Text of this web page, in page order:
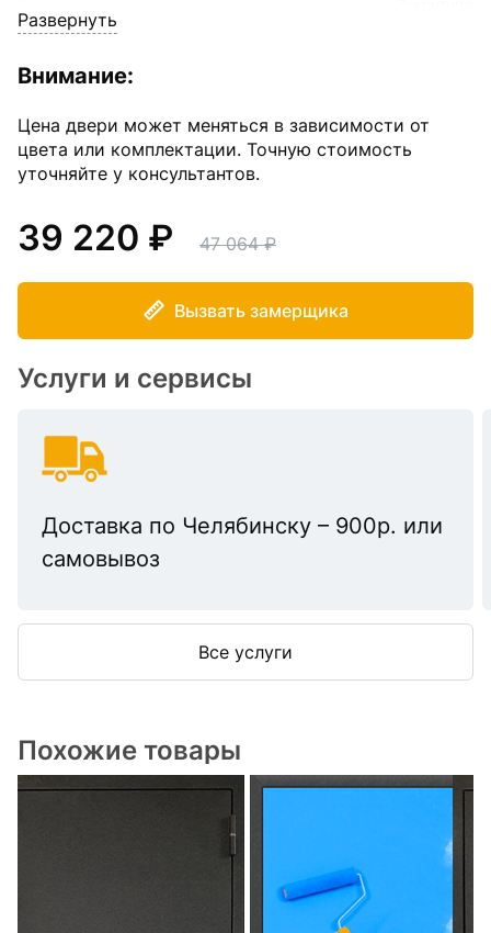
покрытие
Наполнитель Пенополистирол
Размер
Толщина полотна
Развернуть
Внимание:
Цена двери может меняться в зависимости от
цвета или комплектации. Точную стоимость
уточняйте у консультантов.
39 220 47 064
Вызвать замерщика
Услуги и сервисы
Доставка по Челябинску – 900р. или
самовывоз
Все услуги
Похожие товары